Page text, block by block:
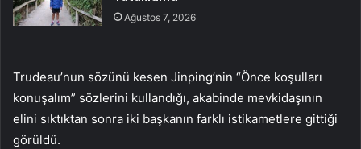
Ağustos 7, 2026
Trudeau’nun sözünü kesen Jinping’nin “Önce koşulları
konuşalım” sözlerini kullandığı, akabinde mevkidaşının
elini sıktıktan sonra iki başkanın farklı istikametlere gittiği
görüldü.